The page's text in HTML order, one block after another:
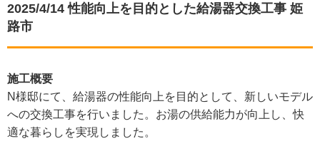
2025/4/14 性能向上を目的とした給湯器交換工事 姫
路市
施工概要
N様邸にて、給湯器の性能向上を目的として、新しいモデル
への交換工事を行いました。お湯の供給能力が向上し、快
適な暮らしを実現しました。